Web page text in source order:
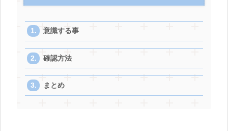
意識する事
確認方法
まとめ